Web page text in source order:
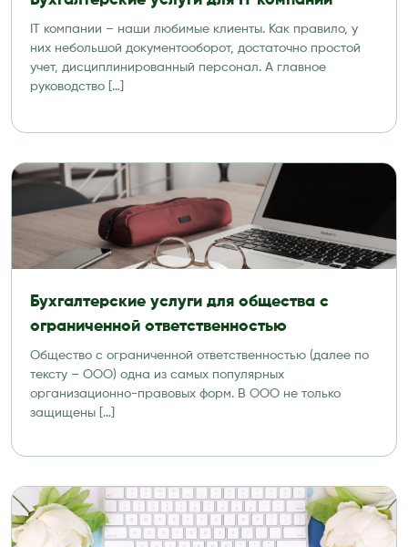
IT компании – наши любимые клиенты. Как правило, у
них небольшой документооборот, достаточно простой
учет, дисциплинированный персонал. А главное
руководство […]
Бухгалтерские услуги для общества с
ограниченной ответственностью
Общество с ограниченной ответственностью (далее по
тексту – ООО) одна из самых популярных
организационно-правовых форм. В ООО не только
защищены […]